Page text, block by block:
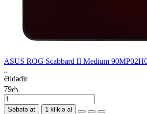
ASUS ROG Scabbard II Medium
..
Əldədir
79₼
Səbətə at 1 kliklə al